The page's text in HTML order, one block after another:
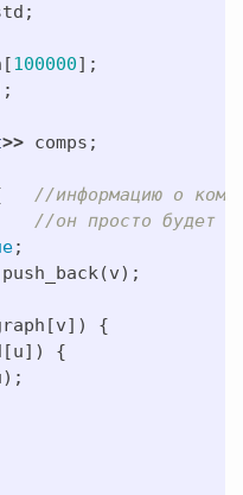
;
[100000];
>> comps ;
//информацию о
//он просто будет
;
push_back(v);
[v])
{
[u])
{
);